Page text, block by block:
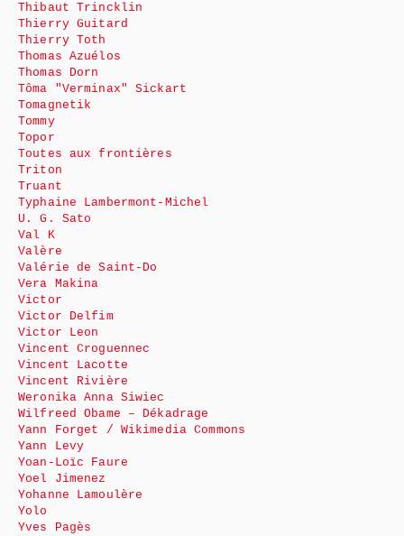
Thibaut Trincklin
Thierry Guitard
Thierry Toth
Thomas Azuélos
Thomas Dorn
Tôma "Verminax" Sickart
Tomagnetik
Tommy
Topor
Toutes aux frontières
Triton
Truant
Typhaine Lambermont-Michel
U. G. Sato
Val K
Valère
Valérie de Saint-Do
Vera Makina
Victor
Victor Delfim
Victor Leon
Vincent Croguennec
Vincent Lacotte
Vincent Rivière
Weronika Anna Siwiec
Wilfreed Obame – Dékadrage
Yann Forget / Wikimedia Commons
Yann Levy
Yoan-Loïc Faure
Yoel Jimenez
Yohanne Lamoulère
Yolo
Yves Pagès